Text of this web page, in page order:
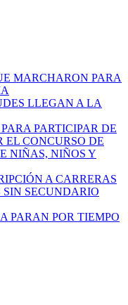
MARCHARON PARA
LLEGAN A LA
PARTICIPAR DE
CONCURSO DE
NIÑAS, NIÑOS Y
A CARRERAS
SIN SECUNDARIO
PARAN POR TIEMPO